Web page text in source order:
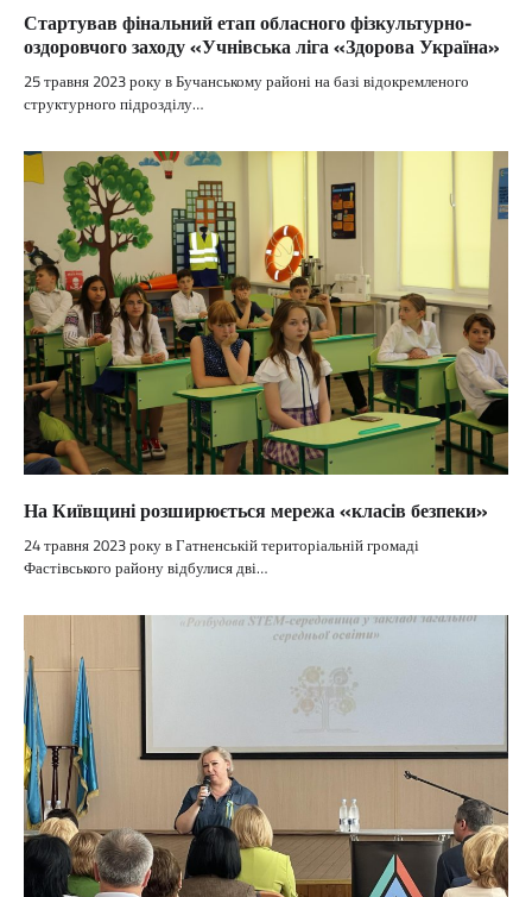
Стартував фінальний етап обласного фізкультурно-
оздоровчого заходу «Учнівська ліга «Здорова Україна»
25 травня 2023 року в Бучанському районі на базі відокремленого
структурного підрозділу…
На Київщині розширюється мережа «класів безпеки»
24 травня 2023 року в Гатненській територіальній громаді
Фастівського району відбулися дві…